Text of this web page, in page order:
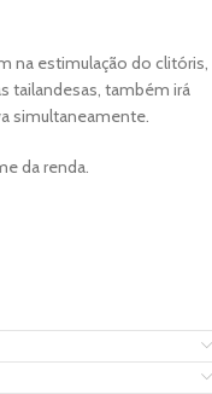
na estimulação do clitóris,
tailandesas, também irá
simultaneamente.
da renda.